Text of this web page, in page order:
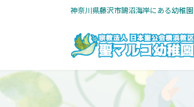
へ
ス
ョ
ン
神奈川県藤沢市鵠沼海岸にある幼稚園